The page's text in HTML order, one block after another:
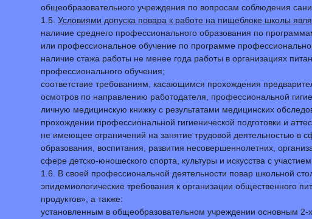
общеобразовательного учреждения по вопросам соблюдения
1.5. Условиями допуска повара к работе на пищеблоке школы
наличие среднего профессионального образования по
или профессиональное обучение по программе
наличие стажа работы не менее года работы в организациях
профессионального обучения;
соответствие требованиям, касающимся прохождения
осмотров по направлению работодателя, профессиональной
личную медицинскую книжку с результатами медицинских
прохождении профессиональной гигиенической подготовки и
не имеющее ограничений на занятие трудовой деятельностью в
образования, воспитания, развития несовершеннолетних,
сфере детско-юношеского спорта, культуры и искусства с
1.6. В своей профессиональной деятельности повар школьной
эпидемиологические требования к организации общественного
продуктов», а также:
установленным в общеобразовательном учреждении основным